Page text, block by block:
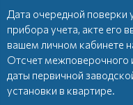
Дата очередной поверки
прибора учета, акте его
вашем личном кабинете
Отсчет межповерочного
даты первичной
установки в квартире.